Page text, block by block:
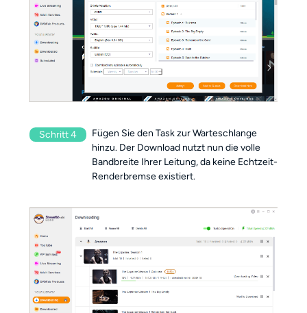
Schritt 4
Fügen Sie den Task zur Warteschlange
hinzu. Der Download nutzt nun die volle
Bandbreite Ihrer Leitung, da keine Echtzeit-
Renderbremse existiert.